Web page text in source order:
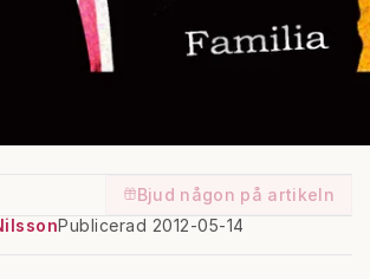
Bjud någon på artikeln
Publicerad 2012-05-14